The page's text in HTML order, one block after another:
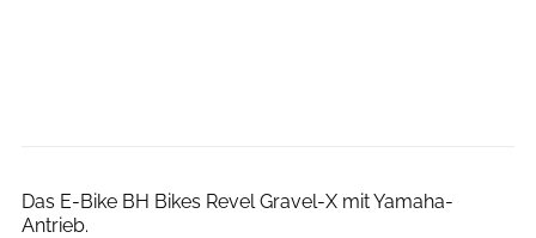
Das E-Bike BH Bikes Revel Gravel-X mit Yamaha-
Antrieb.